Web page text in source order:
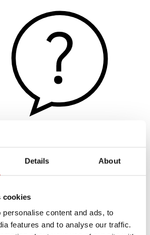
Details About
cookies
content and ads, to
features and to analyse our traffic.
nyilvántartásba vétele
kivitelezőt